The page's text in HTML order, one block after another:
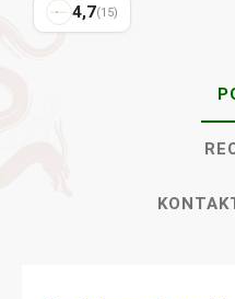
4,7(15)